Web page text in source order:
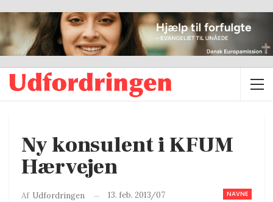
Ny konsulent i KFUM
Hærvejen
NAVNE
Af Udfordringen 13. feb. 2013/07